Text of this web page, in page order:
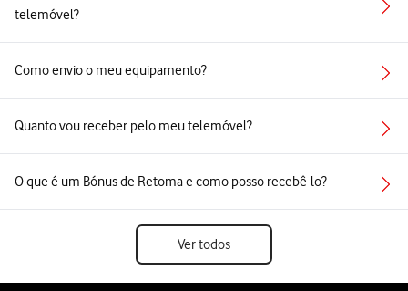
telemóvel?
Como envio o meu equipamento?
Quanto vou receber pelo meu telemóvel?
O que é um Bónus de Retoma e como posso recebê-lo?
Ver todos